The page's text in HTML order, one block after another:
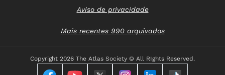
Aviso de privacidade
Mais recentes 990 arquivados
Copyright 2026 The Atlas Society © All RIghts Reserved.